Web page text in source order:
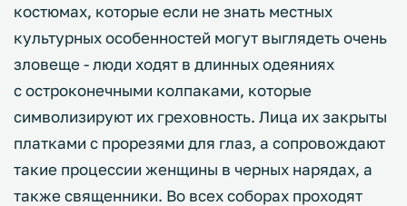
костюмах, которые если не знать местных
культурных особенностей могут выглядеть очень
зловеще - люди ходят в длинных одеяниях
с остроконечными колпаками, которые
символизируют их греховность. Лица их закрыты
платками с прорезями для глаз, а сопровождают
такие процессии женщины в черных нарядах, а
также священники. Во всех соборах проходят